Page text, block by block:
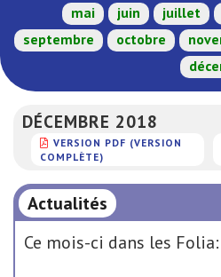
mai
juin juillet
septembre
octobre
DÉCEMBRE 2018
VERSION PDF (VERSION
COMPLÈTE)
Actualités
Ce mois-ci dans les